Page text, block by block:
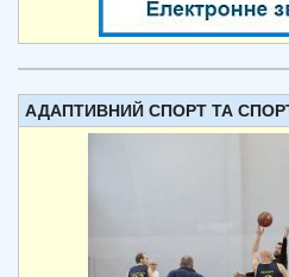
АДАПТИВНИЙ СПОРТ ТА